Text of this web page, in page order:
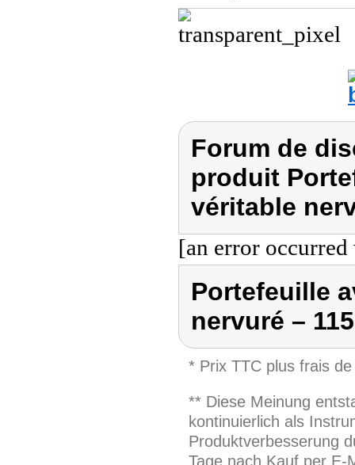
Forum de
produit
véritable
[an error
Portefeuille
nervuré –
* Prix TTC plus frais
** Diese Meinung
kontinuierlich als
Produktverbesserung
Tage nach Kauf per E-